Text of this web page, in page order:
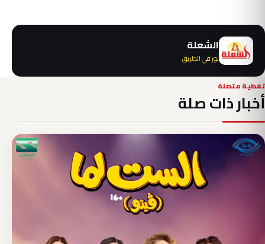
الشعلة
نور في الطريق
تغطية متصلة
أخبار ذات صلة